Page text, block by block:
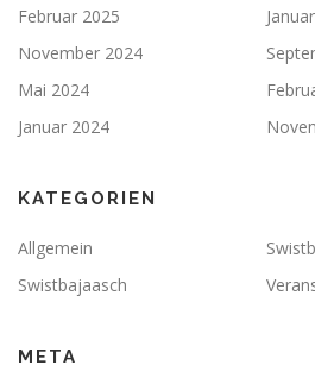
Februar 2025
November 2024
Mai 2024
Januar 2024
KATEGORIEN
Allgemein
Swistbajaasch
META